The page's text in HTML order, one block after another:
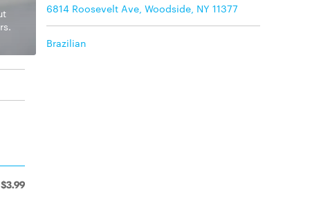
6814 Roosevelt Ave, Woodside, NY 11377
Brazilian
$3.99